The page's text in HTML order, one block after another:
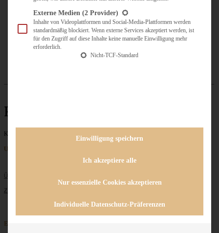
ZUSAMMENARBEIT
Konfitüre
Keine Beiträge gefunden
Unternehmen
ÜBER MICH
ZUSAMMENARBEIT
Entdecken
Externe Medien (2 Provider)
Inhalte von Videoplattformen und Social-Media-Plattformen werden
standardmäßig blockiert. Wenn externe Services akzeptiert werden, ist
für den Zugriff auf diese Inhalte keine manuelle Einwilligung mehr
erforderlich.
Nicht-TCF-Standard
Einwilligung speichern
Ich akzeptiere alle
Nur essenzielle Cookies akzeptieren
Individuelle Datenschutz-Präferenzen